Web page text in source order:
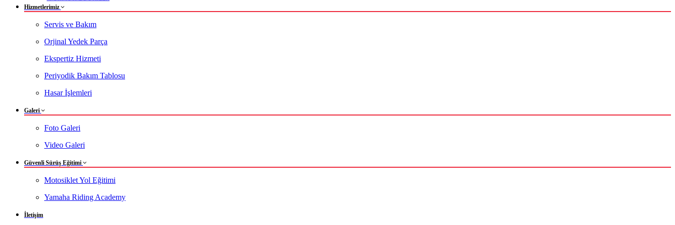
Hizmetlerimiz
Servis ve Bakım
Orjinal Yedek Parça
Ekspertiz Hizmeti
Periyodik Bakım Tablosu
Hasar İşlemleri
Galeri
Foto Galeri
Video Galeri
Güvenli Sürüş Eğitimi
Motosiklet Yol Eğitimi
Yamaha Riding Academy
İletişim